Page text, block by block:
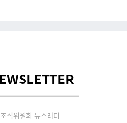
직위원회 뉴스레터